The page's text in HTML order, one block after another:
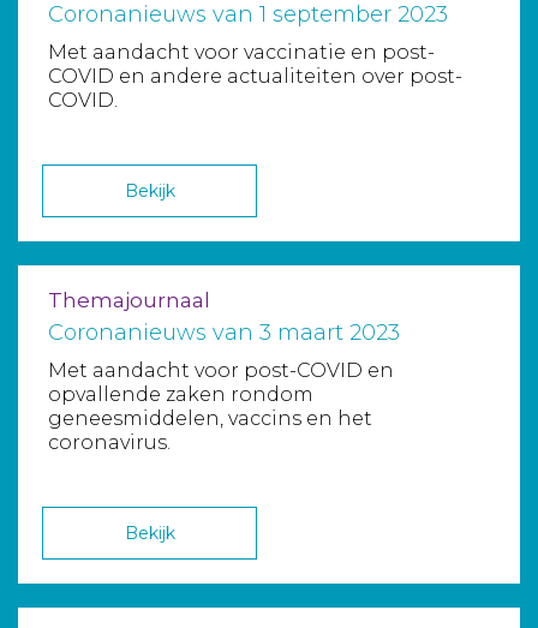
Coronanieuws van 1 september 2023
Met aandacht voor vaccinatie en post-
COVID en andere actualiteiten over post-
COVID.
Bekijk
Themajournaal
Coronanieuws van 3 maart 2023
Met aandacht voor post-COVID en
opvallende zaken rondom
geneesmiddelen, vaccins en het
coronavirus.
Bekijk